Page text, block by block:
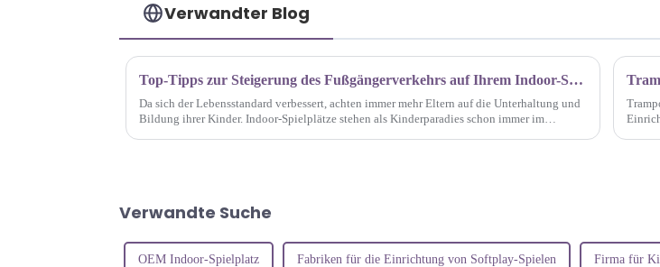
Verwandter Blog
Top-Tipps zur Steigerung des Fußgängerverkehrs auf Ihrem Indoor-Spielplatz
Da sich der Lebensstandard verbessert, achten immer mehr Eltern auf die Unterhaltung und
Bildung ihrer Kinder. Indoor-Spielplätze stehen als Kinderparadies schon immer im
Verwandte Suche
OEM Indoor-Spielplatz Fabriken für die Einrichtung von Softplay-Spielen Firma für